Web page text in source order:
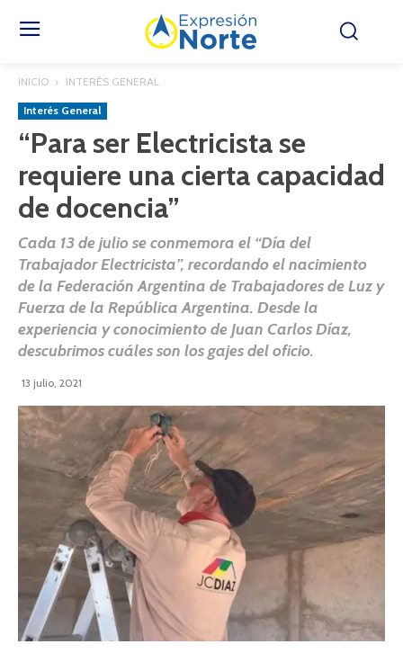
INICIO INTERÉS GENERAL
Interés General
“Para ser Electricista se
requiere una cierta capacidad
de docencia”
Cada 13 de julio se conmemora el “Día del
Trabajador Electricista”, recordando el nacimiento
de la Federación Argentina de Trabajadores de Luz y
Fuerza de la República Argentina. Desde la
experiencia y conocimiento de Juan Carlos Díaz,
descubrimos cuáles son los gajes del oficio.
13 julio, 2021